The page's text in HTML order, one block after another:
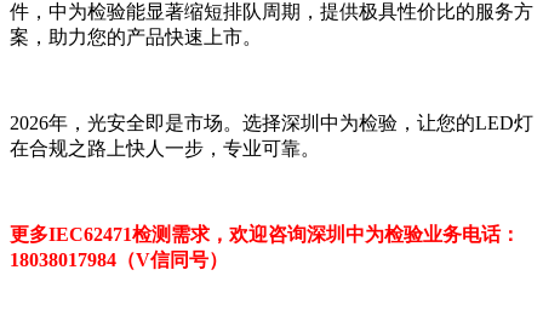
件，中为检验能显著缩短排队周期，提供极具性价比的服务方
案，助力您的产品快速上市。
2026年，光安全即是市场。选择深圳中为检验，让您的LED灯
在合规之路上快人一步，专业可靠。
更多IEC62471检测需求，欢迎咨询深圳中为检验业务电话：
18038017984（V信同号）